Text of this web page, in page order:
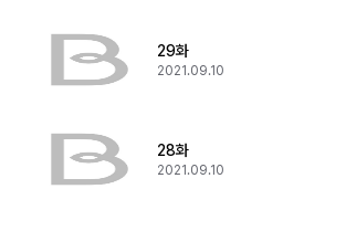
29화
2021.09.10
28화
2021.09.10